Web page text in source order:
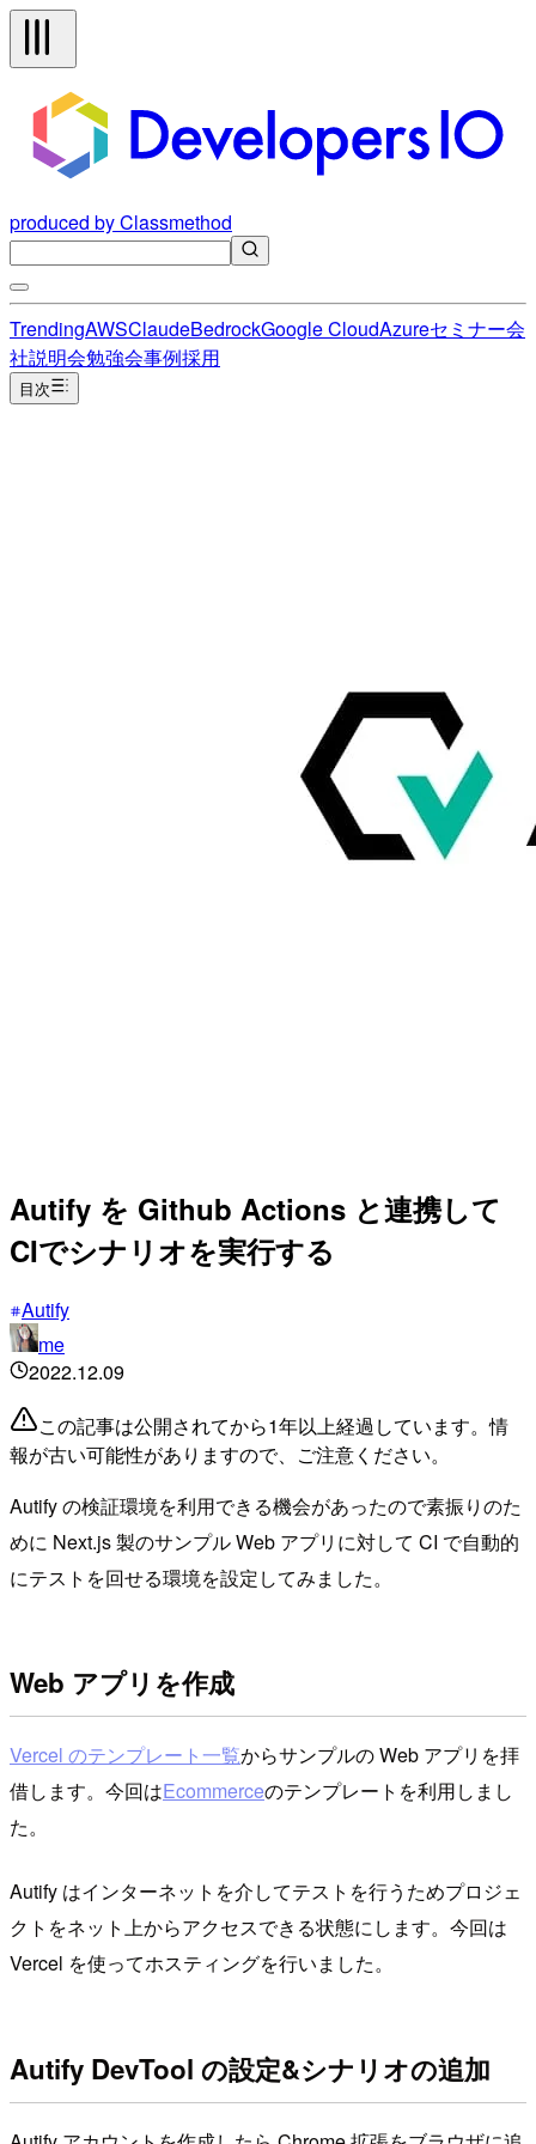
produced by Classmethod
TrendingAWSClaudeBedrockGoogle CloudAzureセミナー会
社説明会勉強会事例採用
目次
Autify を Github Actions と連携して
CIでシナリオを実行する
Autify
me
2022.12.09
この記事は公開されてから1年以上経過しています。情
報が古い可能性がありますので、ご注意ください。
Autify の検証環境を利用できる機会があったので素振りのた
めに Next.js 製のサンプル Web アプリに対して CI で自動的
にテストを回せる環境を設定してみました。
Web アプリを作成
Vercel のテンプレート一覧からサンプルの Web アプリを拝
借します。今回はEcommerceのテンプレートを利用しまし
た。
Autify はインターネットを介してテストを行うためプロジェ
クトをネット上からアクセスできる状態にします。今回は
Vercel を使ってホスティングを行いました。
Autify DevTool の設定&シナリオの追加